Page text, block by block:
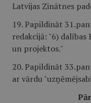
Latvijas Zinātnes
19. Papildināt
redakcijā: "6) dalības
un projektos."
20. Papildināt
ar vārdu